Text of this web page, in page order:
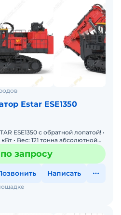
Estar ESE1350
ESE1350 с обратной лопатой! •
• Вес: 121 тонна абсолютной
Ковш 7 м3
запросу
Написать